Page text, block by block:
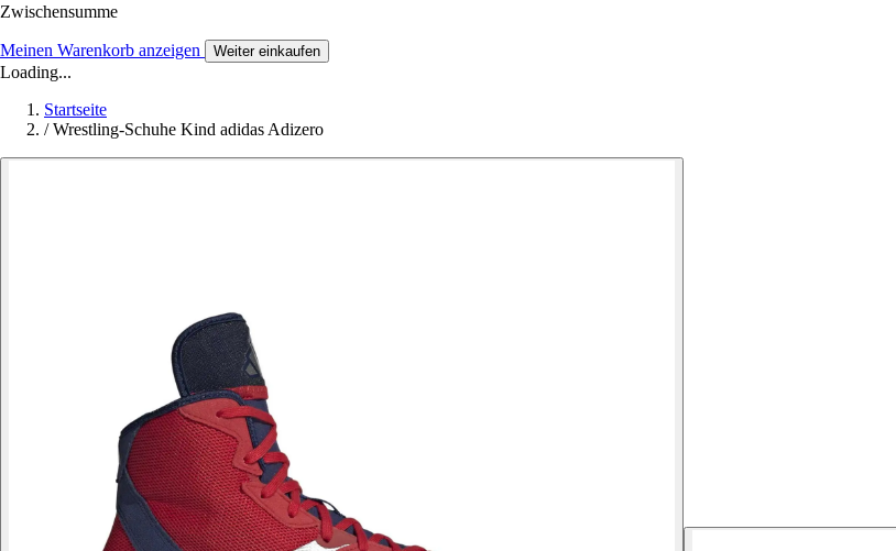
Zwischensumme
Meinen Warenkorb anzeigen Weiter einkaufen
Loading...
Startseite
/ Wrestling-Schuhe Kind adidas Adizero